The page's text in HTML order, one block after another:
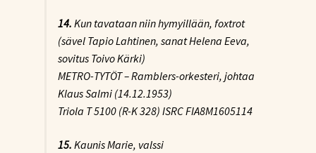
14. Kun tavataan niin hymyillään, foxtrot
(sävel Tapio Lahtinen, sanat Helena Eeva,
sovitus Toivo Kärki)
METRO-TYTÖT – Ramblers-orkesteri, johtaa
Klaus Salmi (14.12.1953)
Triola T 5100 (R-K 328) ISRC FIA8M1605114
15. Kaunis Marie, valssi